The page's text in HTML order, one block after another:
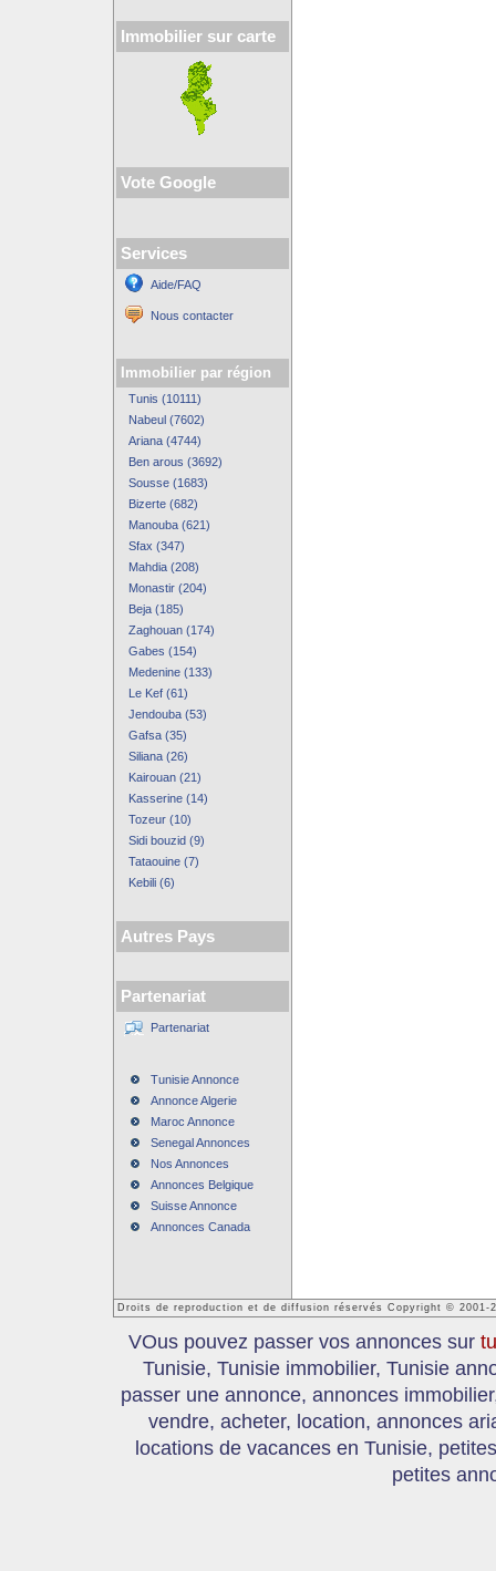
Immobilier sur carte
Vote Google
Services
Aide/FAQ
Nous contacter
Immobilier par région
Tunis (10111)
Nabeul (7602)
Ariana (4744)
Ben arous (3692)
Sousse (1683)
Bizerte (682)
Manouba (621)
Sfax (347)
Mahdia (208)
Monastir (204)
Beja (185)
Zaghouan (174)
Gabes (154)
Medenine (133)
Le Kef (61)
Jendouba (53)
Gafsa (35)
Siliana (26)
Kairouan (21)
Kasserine (14)
Tozeur (10)
Sidi bouzid (9)
Tataouine (7)
Kebili (6)
Autres Pays
Partenariat
Partenariat
Tunisie Annonce
Annonce Algerie
Maroc Annonce
Senegal Annonces
Nos Annonces
Annonces Belgique
Suisse Annonce
Annonces Canada
Droits de reproduction et de diffusion réservés Copyright © 2001-
VOus pouvez passer vos annonces sur
Tunisie, Tunisie immobilier, Tunisie
passer une annonce, annonces
vendre, acheter, location, annonces
locations de vacances en Tunisie,
petites